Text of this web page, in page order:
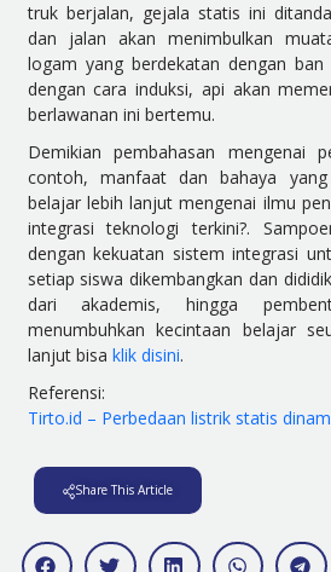
truk berjalan, gejala statis ini
dan jalan akan menimbulkan
logam yang berdekatan dengan
dengan cara induksi, api akan
berlawanan ini bertemu.
Demikian pembahasan mengenai
contoh, manfaat dan bahaya
belajar lebih lanjut mengenai ilmu
integrasi teknologi terkini?.
dengan kekuatan sistem integrasi
setiap siswa dikembangkan dan
dari akademis, hingga
menumbuhkan kecintaan belajar
lanjut bisa klik disini.
Referensi:
Tirto.id – Perbedaan listrik statis
Share This Article